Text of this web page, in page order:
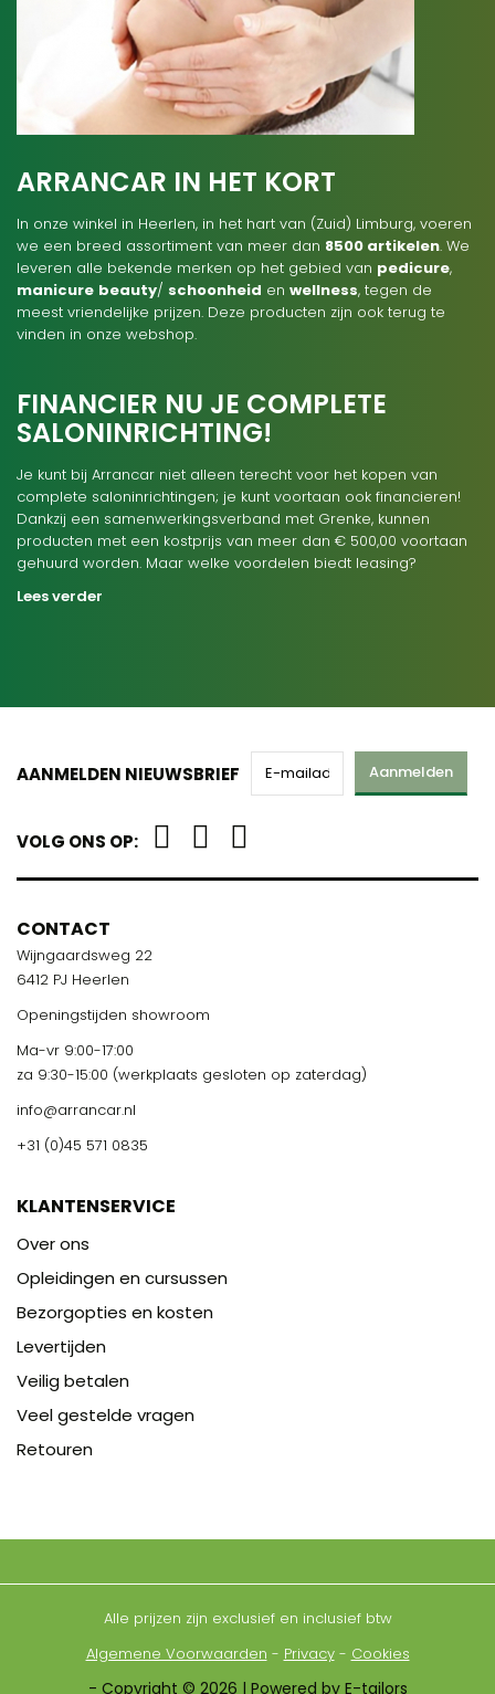
ARRANCAR IN HET KORT
In onze winkel in Heerlen, in het hart van (Zuid) Limburg, voeren
we een breed assortiment van meer dan 8500 artikelen. We
leveren alle bekende merken op het gebied van pedicure,
manicure beauty/ schoonheid en wellness, tegen de
meest vriendelijke prijzen. Deze producten zijn ook terug te
vinden in onze webshop.
FINANCIER NU JE COMPLETE
SALONINRICHTING!
Je kunt bij Arrancar niet alleen terecht voor het kopen van
complete saloninrichtingen; je kunt voortaan ook financieren!
Dankzij een samenwerkingsverband met Grenke, kunnen
producten met een kostprijs van meer dan € 500,00 voortaan
gehuurd worden. Maar welke voordelen biedt leasing?
Lees verder
AANMELDEN NIEUWSBRIEF Aanmelden
VOLG ONS OP:
CONTACT
Wijngaardsweg 22
6412 PJ Heerlen
Openingstijden showroom
Ma-vr 9:00-17:00
za 9:30-15:00 (werkplaats gesloten op zaterdag)
info@arrancar.nl
+31 (0)45 571 0835
KLANTENSERVICE
Over ons
Opleidingen en cursussen
Bezorgopties en kosten
Levertijden
Veilig betalen
Veel gestelde vragen
Retouren
Alle prijzen zijn exclusief en inclusief btw
Algemene Voorwaarden - Privacy- Cookies
- Copyright © 2026 | Powered by E-tailors